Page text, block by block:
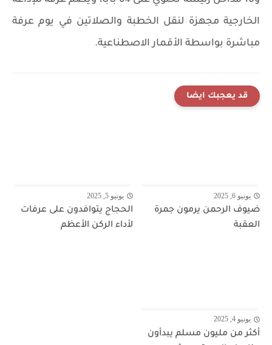
الخارجية مجهزة لنقل الخطبة والصلاتين في يوم عرفة
مباشرة بواسطة الأقمار الاصطناعية.
قد يعجبك ايضا
يونيو 6, 2025
ضيوف الرحمن يرمون جمرة
العقبة
يونيو 5, 2025
الحجاج يتوافدون على عرفات
لأداء الركن الأعظم
يونيو 4, 2025
أكثر من مليون مسلم يبدأون